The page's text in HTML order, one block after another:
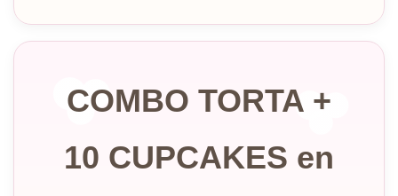
COMBO TORTA +
10 CUPCAKES en